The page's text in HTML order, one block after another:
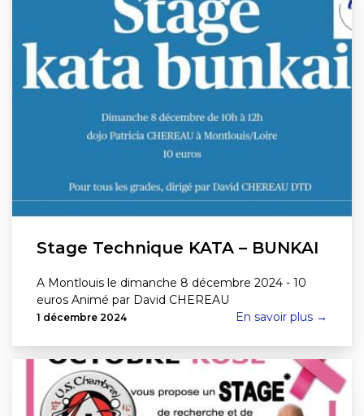
Stage Technique KATA – BUNKAI
A Montlouis le dimanche 8 décembre 2024 - 10
euros Animé par David CHEREAU
1 décembre 2024 En savoir plus →